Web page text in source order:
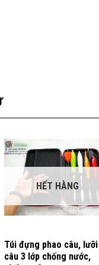
HẾT HÀNG
Túi đựng phao câu, lưỡi
câu 3 lớp chống nước,